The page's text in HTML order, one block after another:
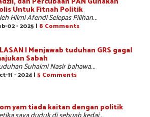
Untuk Fitnah Politik
Hilmi Afendi Selepas Pilihan...
02 - 2025 | 8 Comments
| Menjawab tuduhan GRS gagal
Sabah
Suhaimi Nasir bahawa...
11 - 2024 | 5 Comments
yam tiada kaitan dengan politik